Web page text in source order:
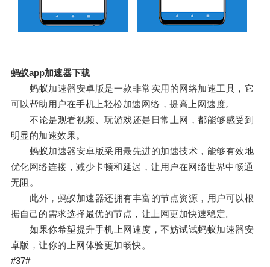
蚂蚁app加速器下载
蚂蚁加速器安卓版是一款非常实用的网络加速工具，它
可以帮助用户在手机上轻松加速网络，提高上网速度。
不论是观看视频、玩游戏还是日常上网，都能够感受到
明显的加速效果。
蚂蚁加速器安卓版采用最先进的加速技术，能够有效地
优化网络连接，减少卡顿和延迟，让用户在网络世界中畅通
无阻。
此外，蚂蚁加速器还拥有丰富的节点资源，用户可以根
据自己的需求选择最优的节点，让上网更加快速稳定。
如果你希望提升手机上网速度，不妨试试蚂蚁加速器安
卓版，让你的上网体验更加畅快。
#37#